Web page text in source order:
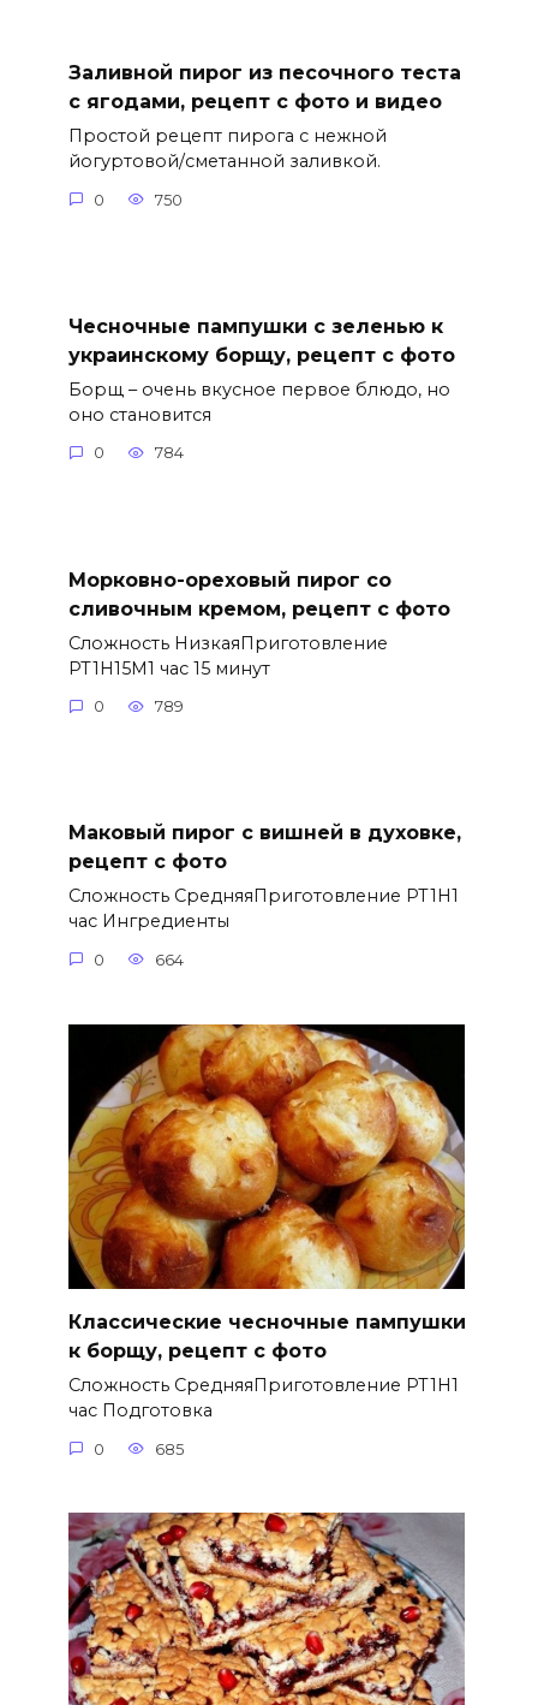
Заливной пирог из песочного теста
с ягодами, рецепт с фото и видео
Простой рецепт пирога с нежной
йогуртовой/сметанной заливкой.
0 750
Чесночные пампушки с зеленью к
украинскому борщу, рецепт с фото
Борщ – очень вкусное первое блюдо, но
оно становится
0 784
Морковно-ореховый пирог со
сливочным кремом, рецепт с фото
Сложность НизкаяПриготовление
PT1H15M1 час 15 минут
0 789
Маковый пирог с вишней в духовке,
рецепт с фото
Сложность СредняяПриготовление PT1H1
час Ингредиенты
0 664
Классические чесночные пампушки
к борщу, рецепт с фото
Сложность СредняяПриготовление PT1H1
час Подготовка
0 685